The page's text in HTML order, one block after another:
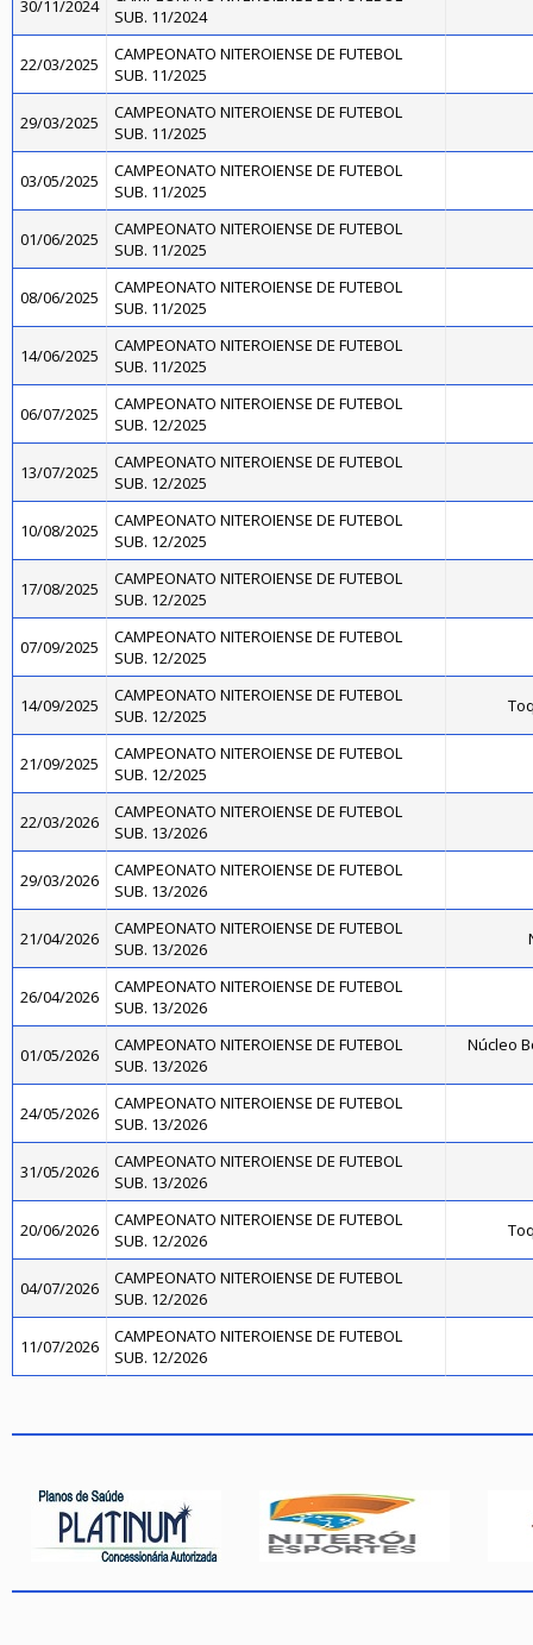
30/11/2024
SUB. 11/2024
22/03/2025
CAMPEONATO NITEROIENSE DE FUTEBOL
SUB. 11/2025
29/03/2025
CAMPEONATO NITEROIENSE DE FUTEBOL
SUB. 11/2025
03/05/2025
CAMPEONATO NITEROIENSE DE FUTEBOL
SUB. 11/2025
01/06/2025
CAMPEONATO NITEROIENSE DE FUTEBOL
SUB. 11/2025
08/06/2025
CAMPEONATO NITEROIENSE DE FUTEBOL
SUB. 11/2025
14/06/2025
CAMPEONATO NITEROIENSE DE FUTEBOL
SUB. 11/2025
06/07/2025
CAMPEONATO NITEROIENSE DE FUTEBOL
SUB. 12/2025
13/07/2025
CAMPEONATO NITEROIENSE DE FUTEBOL
SUB. 12/2025
10/08/2025
CAMPEONATO NITEROIENSE DE FUTEBOL
SUB. 12/2025
17/08/2025
CAMPEONATO NITEROIENSE DE FUTEBOL
SUB. 12/2025
07/09/2025
CAMPEONATO NITEROIENSE DE FUTEBOL
SUB. 12/2025
14/09/2025
CAMPEONATO NITEROIENSE DE FUTEBOL
SUB. 12/2025
21/09/2025
CAMPEONATO NITEROIENSE DE FUTEBOL
SUB. 12/2025
22/03/2026
CAMPEONATO NITEROIENSE DE FUTEBOL
SUB. 13/2026
29/03/2026
CAMPEONATO NITEROIENSE DE FUTEBOL
SUB. 13/2026
21/04/2026
CAMPEONATO NITEROIENSE DE FUTEBOL
SUB. 13/2026
26/04/2026
CAMPEONATO NITEROIENSE DE FUTEBOL
SUB. 13/2026
01/05/2026
CAMPEONATO NITEROIENSE DE FUTEBOL
SUB. 13/2026
Núcleo
24/05/2026
CAMPEONATO NITEROIENSE DE FUTEBOL
SUB. 13/2026
31/05/2026
CAMPEONATO NITEROIENSE DE FUTEBOL
SUB. 13/2026
20/06/2026
CAMPEONATO NITEROIENSE DE FUTEBOL
SUB. 12/2026
04/07/2026
CAMPEONATO NITEROIENSE DE FUTEBOL
SUB. 12/2026
11/07/2026
CAMPEONATO NITEROIENSE DE FUTEBOL
SUB. 12/2026